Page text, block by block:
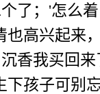
了；'怎么
高兴起来
香我买回
下孩子可别